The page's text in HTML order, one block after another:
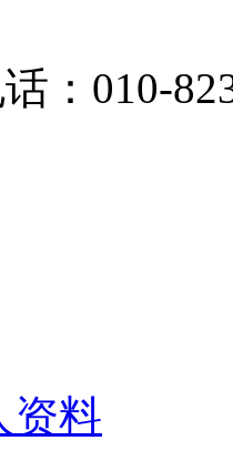
：010-
资料